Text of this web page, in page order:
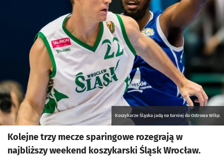
Koszykarze Śląska jadą na turniej do Ostrowa Wlkp.
Kolejne trzy mecze sparingowe rozegrają w
najbliższy weekend koszykarski Śląsk Wrocław.